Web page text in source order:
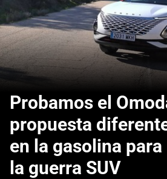
Probamos el
propuesta
en la gasolina
la guerra SUV